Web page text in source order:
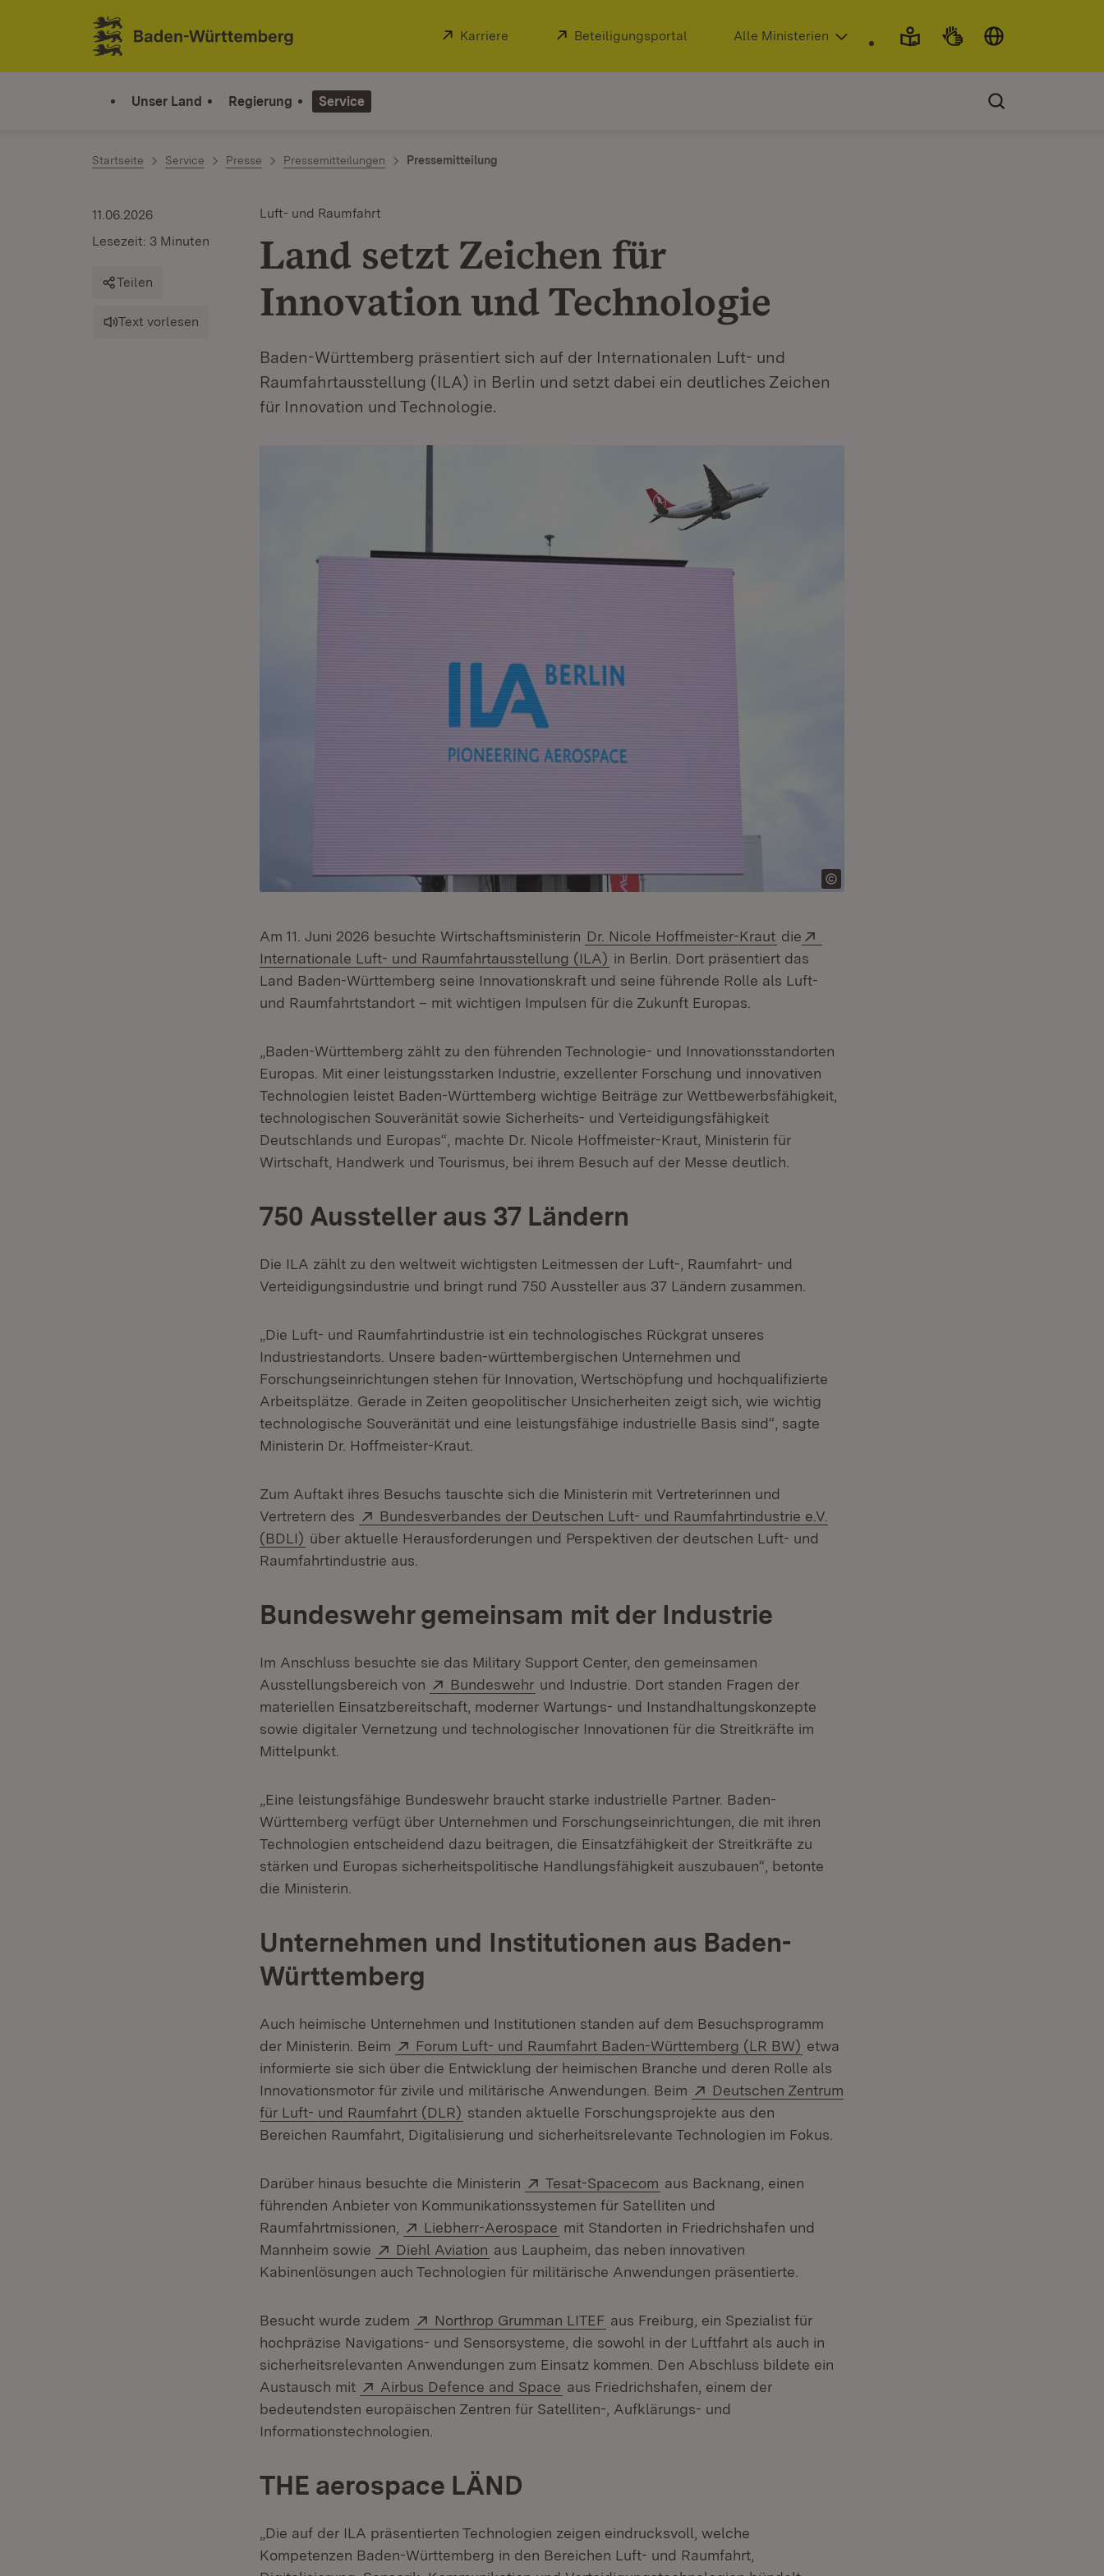
Zum Inhalt springen
Link zur Startseite
Extern:
Karriere (Öffnet in neuem Fenster)
Extern:
Beteiligungsportal (Öffnet in neuem Fenster)
Alle Ministerien
Unser Land Regierung Service
Startseite Service Presse Pressemitteilungen Pressemitteilung
Luft- und Raumfahrt
Land setzt Zeichen für
Innovation und Technologie
Baden-Württemberg präsentiert sich auf der Internationalen Luft- und
Raumfahrtausstellung (ILA) in Berlin und setzt dabei ein deutliches Zeichen
für Innovation und Technologie.
11.06.2026
Lesezeit: 3 Minuten
Teilen
Text vorlesen
Am 11. Juni 2026 besuchte Wirtschaftsministerin Dr. Nicole Hoffmeister-Kraut die
Internationale Luft- und Raumfahrtausstellung (ILA) (Öffnet in neuem Fenster)
in Berlin. Dort präsentiert das
Land Baden-Württemberg seine Innovationskraft und seine führende Rolle als Luft-
und Raumfahrtstandort – mit wichtigen Impulsen für die Zukunft Europas.
„Baden-Württemberg zählt zu den führenden Technologie- und Innovationsstandorten
Europas. Mit einer leistungsstarken Industrie, exzellenter Forschung und innovativen
Technologien leistet Baden-Württemberg wichtige Beiträge zur Wettbewerbsfähigkeit,
technologischen Souveränität sowie Sicherheits- und Verteidigungsfähigkeit
Deutschlands und Europas“, machte Dr. Nicole Hoffmeister-Kraut, Ministerin für
Wirtschaft, Handwerk und Tourismus, bei ihrem Besuch auf der Messe deutlich.
750 Aussteller aus 37 Ländern
Die ILA zählt zu den weltweit wichtigsten Leitmessen der Luft-, Raumfahrt- und
Verteidigungsindustrie und bringt rund 750 Aussteller aus 37 Ländern zusammen.
„Die Luft- und Raumfahrtindustrie ist ein technologisches Rückgrat unseres
Industriestandorts. Unsere baden-württembergischen Unternehmen und
Forschungseinrichtungen stehen für Innovation, Wertschöpfung und hochqualifizierte
Arbeitsplätze. Gerade in Zeiten geopolitischer Unsicherheiten zeigt sich, wie wichtig
technologische Souveränität und eine leistungsfähige industrielle Basis sind“, sagte
Ministerin Dr. Hoffmeister-Kraut.
Zum Auftakt ihres Besuchs tauschte sich die Ministerin mit Vertreterinnen und
Vertretern des
Extern:
Bundesverbandes der Deutschen Luft- und Raumfahrtindustrie e.V.
(BDLI) (Öffnet in neuem Fenster)
über aktuelle Herausforderungen und Perspektiven der deutschen Luft- und
Raumfahrtindustrie aus.
Bundeswehr gemeinsam mit der Industrie
Im Anschluss besuchte sie das Military Support Center, den gemeinsamen
Ausstellungsbereich von
Extern:
Bundeswehr (Öffnet in neuem Fenster)
und Industrie. Dort standen Fragen der
materiellen Einsatzbereitschaft, moderner Wartungs- und Instandhaltungskonzepte
sowie digitaler Vernetzung und technologischer Innovationen für die Streitkräfte im
Mittelpunkt.
„Eine leistungsfähige Bundeswehr braucht starke industrielle Partner. Baden-
Württemberg verfügt über Unternehmen und Forschungseinrichtungen, die mit ihren
Technologien entscheidend dazu beitragen, die Einsatzfähigkeit der Streitkräfte zu
stärken und Europas sicherheitspolitische Handlungsfähigkeit auszubauen“, betonte
die Ministerin.
Unternehmen und Institutionen aus Baden-
Württemberg
Auch heimische Unternehmen und Institutionen standen auf dem Besuchsprogramm
der Ministerin. Beim
Extern:
Forum Luft- und Raumfahrt Baden-Württemberg (LR BW) (Öffnet in neuem Fenster)
etwa
informierte sie sich über die Entwicklung der heimischen Branche und deren Rolle als
Innovationsmotor für zivile und militärische Anwendungen. Beim
Extern:
Deutschen Zentrum
für Luft- und Raumfahrt (DLR) (Öffnet in neuem Fenster)
standen aktuelle Forschungsprojekte aus den
Bereichen Raumfahrt, Digitalisierung und sicherheitsrelevante Technologien im Fokus.
Darüber hinaus besuchte die Ministerin Extern:
Tesat-Spacecom (Öffnet in neuem Fenster)
aus Backnang, einen
führenden Anbieter von Kommunikationssystemen für Satelliten und
Raumfahrtmissionen,
Extern:
Liebherr-Aerospace (Öffnet in neuem Fenster)
mit Standorten in Friedrichshafen und
Mannheim sowie
Extern:
Diehl Aviation (Öffnet in neuem Fenster)
aus Laupheim, das neben innovativen
Kabinenlösungen auch Technologien für militärische Anwendungen präsentierte.
Besucht wurde zudem Extern:
Northrop Grumman LITEF (Öffnet in neuem Fenster)
aus Freiburg, ein Spezialist für
hochpräzise Navigations- und Sensorsysteme, die sowohl in der Luftfahrt als auch in
sicherheitsrelevanten Anwendungen zum Einsatz kommen. Den Abschluss bildete ein
Austausch mit
Extern:
Airbus Defence and Space (Öffnet in neuem Fenster)
aus Friedrichshafen, einem der
bedeutendsten europäischen Zentren für Satelliten-, Aufklärungs- und
Informationstechnologien.
THE aerospace LÄND
„Die auf der ILA präsentierten Technologien zeigen eindrucksvoll, welche
Kompetenzen Baden-Württemberg in den Bereichen Luft- und Raumfahrt,